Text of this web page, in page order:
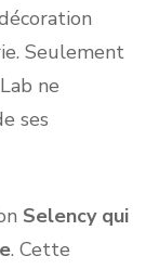
Seulement
ne
ses
Selency qui
. Cette